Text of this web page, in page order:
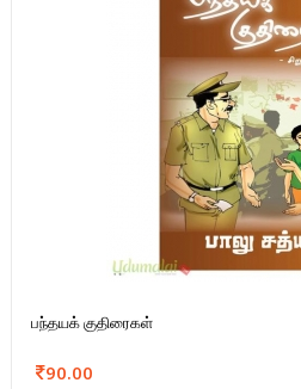
பந்தயக் குதிரைகள்
90.00